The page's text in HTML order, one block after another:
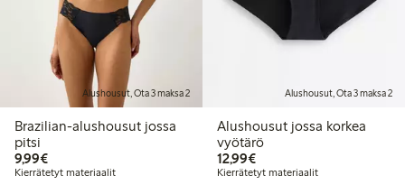
Alushousut, Ota 3 maksa 2
Brazilian-alushousut jossa
pitsi
9,99€9,99 €
Kierrätetyt materiaalit
Alushousut, Ota 3 maksa 2
Alushousut jossa korkea
vyötärö
12,99€12,99 €
Kierrätetyt materiaalit